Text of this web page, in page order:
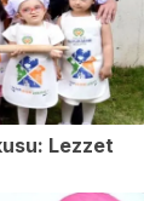
Lezzet